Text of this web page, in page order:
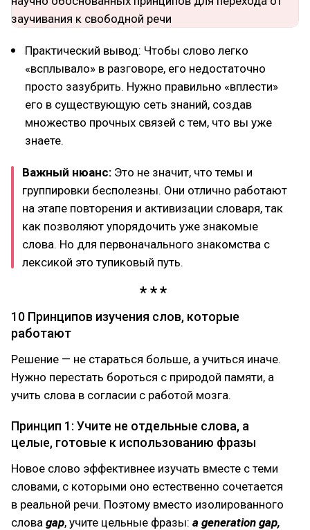
Практический вывод: Чтобы слово легко
«всплывало» в разговоре, его недостаточно
просто зазубрить. Нужно правильно «вплести»
его в существующую сеть знаний, создав
множество прочных связей с тем, что вы уже
знаете.
Важный нюанс: Это не значит, что темы и
группировки бесполезны. Они отлично работают
на этапе повторения и активизации словаря, так
как позволяют упорядочить уже знакомые
слова. Но для первоначального знакомства с
лексикой это тупиковый путь.
10 Принципов изучения слов, которые
работают
Решение — не стараться больше, а учиться иначе.
Нужно перестать бороться с природой памяти, а
учить слова в согласии с работой мозга.
Принцип 1: Учите не отдельные слова, а
целые, готовые к использованию фразы
Новое слово эффективнее изучать вместе с теми
словами, с которыми оно естественно сочетается
в реальной речи. Поэтому вместо изолированного
слова gap, учите цельные фразы: a generation gap,